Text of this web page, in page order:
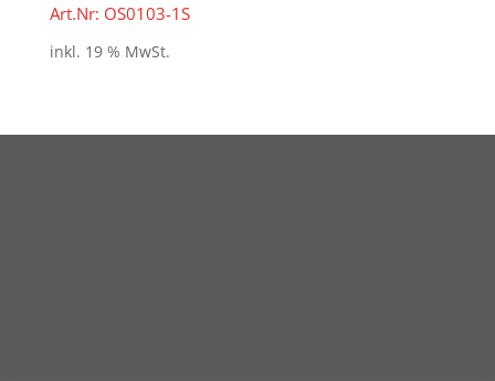
Art.Nr: OS0103-1S
inkl. 19 % MwSt.